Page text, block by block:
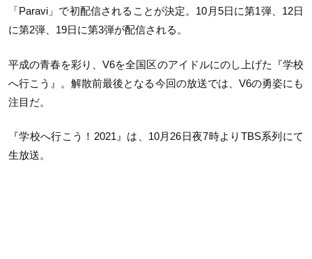
「Paravi」で初配信されることが決定。10月5日に第1弾、12日
に第2弾、19日に第3弾が配信される。
平成の青春を彩り、V6を全国区のアイドルにのし上げた『学校
へ行こう』。解散前最後となる今回の放送では、V6の勇姿にも
注目だ。
『学校へ行こう！2021』は、10月26日夜7時よりTBS系列にて
生放送。